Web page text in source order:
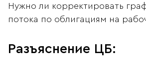
Нужно ли корректировать
потока по облигациям на
Разъяснение ЦБ: